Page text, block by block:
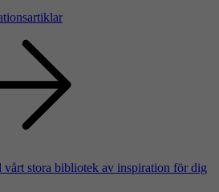
stora bibliotek av inspiration för dig